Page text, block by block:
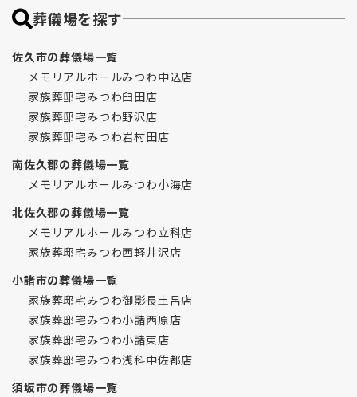
葬儀場を探す
佐久市の葬儀場一覧
メモリアルホールみつわ中込店
家族葬邸宅みつわ臼田店
家族葬邸宅みつわ野沢店
家族葬邸宅みつわ岩村田店
南佐久郡の葬儀場一覧
メモリアルホールみつわ小海店
北佐久郡の葬儀場一覧
メモリアルホールみつわ立科店
家族葬邸宅みつわ西軽井沢店
小諸市の葬儀場一覧
家族葬邸宅みつわ御影長土呂店
家族葬邸宅みつわ小諸西原店
家族葬邸宅みつわ小諸東店
家族葬邸宅みつわ浅科中佐都店
須坂市の葬儀場一覧